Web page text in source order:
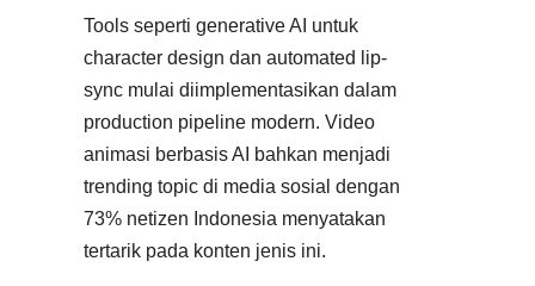
Tools seperti generative AI untuk
character design dan automated lip-
sync mulai diimplementasikan dalam
production pipeline modern. Video
animasi berbasis AI bahkan menjadi
trending topic di media sosial dengan
73% netizen Indonesia menyatakan
tertarik pada konten jenis ini.